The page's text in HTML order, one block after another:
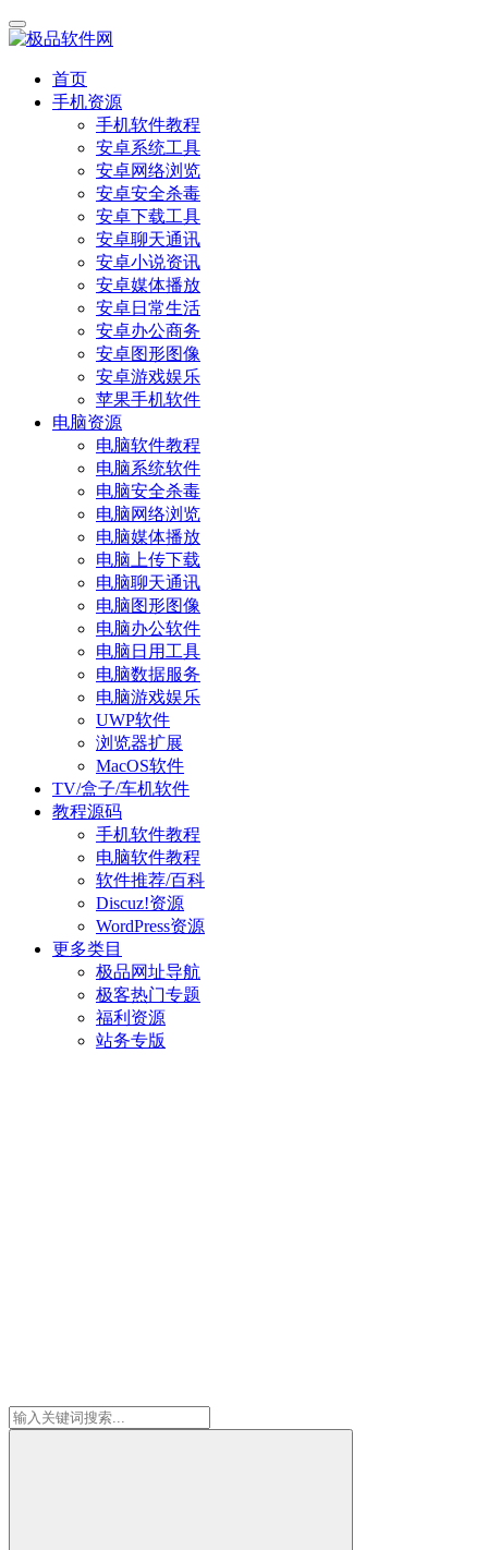
首页
手机资源
手机软件教程
安卓系统工具
安卓网络浏览
安卓安全杀毒
安卓下载工具
安卓聊天通讯
安卓小说资讯
安卓媒体播放
安卓日常生活
安卓办公商务
安卓图形图像
安卓游戏娱乐
苹果手机软件
电脑资源
电脑软件教程
电脑系统软件
电脑安全杀毒
电脑网络浏览
电脑媒体播放
电脑上传下载
电脑聊天通讯
电脑图形图像
电脑办公软件
电脑日用工具
电脑数据服务
电脑游戏娱乐
UWP软件
浏览器扩展
MacOS软件
TV/盒子/车机软件
教程源码
手机软件教程
电脑软件教程
软件推荐/百科
Discuz!资源
WordPress资源
更多类目
极品网址导航
极客热门专题
福利资源
站务专版